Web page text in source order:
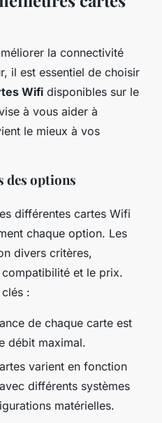
la connectivité
il est essentiel de choisir
Wifi disponibles sur le
à vous aider à
le mieux à vos
des options
différentes cartes Wifi
chaque option. Les
divers critères,
et le prix.
:
de chaque carte est
débit maximal.
varient en fonction
différents systèmes
matérielles.